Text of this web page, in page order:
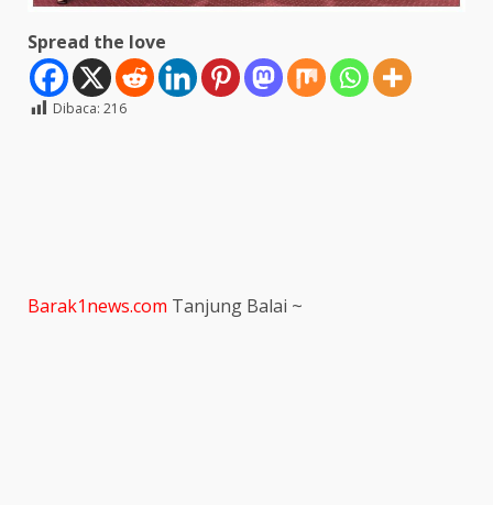
Spread the love
Dibaca: 216
Barak1news.com Tanjung Balai ~